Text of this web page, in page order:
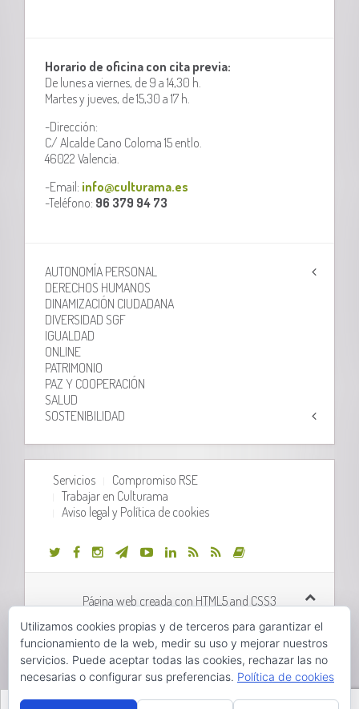
Horario de oficina con cita previa:
De lunes a viernes, de 9 a 14,30 h.
Martes y jueves, de 15,30 a 17 h.
-Dirección:
C/ Alcalde Cano Coloma 15 entlo.
46022 Valencia.
-Email: info@culturama.es
-Teléfono: 96 379 94 73
AUTONOMÍA PERSONAL
DERECHOS HUMANOS
DINAMIZACIÓN CIUDADANA
DIVERSIDAD SGF
IGUALDAD
ONLINE
PATRIMONIO
PAZ Y COOPERACIÓN
SALUD
SOSTENIBILIDAD
Servicios
Compromiso RSE
Trabajar en Culturama
Aviso legal y Política de cookies
Página web creada con HTML5 and CSS3
Desarrollo web realizado porOrix Systems
Hola, pincha aquí para abrir el chat.
Utilizamos cookies propias y de terceros para garantizar el
funcionamiento de la web, medir su uso y mejorar nuestros
servicios. Puede aceptar todas las cookies, rechazar las no
necesarias o configurar sus preferencias. Política de cookies